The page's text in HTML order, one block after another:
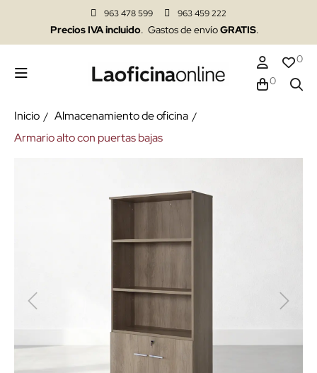
963 478 599 963 459 222
Precios IVA incluido. Gastos de envíoGRATIS.
0
0
Inicio
Almacenamiento de oficina
Armario alto con puertas bajas